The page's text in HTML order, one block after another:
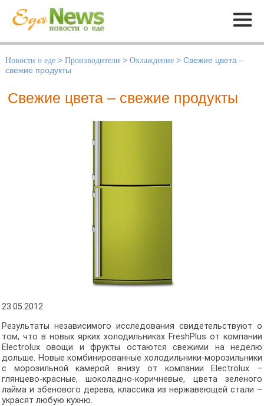
Меню
Новости о еде > Производители > Охлаждение > Свежие цвета –
свежие продукты
Свежие цвета – свежие продукты
23.05.2012
Результаты независимого исследования свидетельствуют о
том, что в новых ярких холодильниках FreshPlus от компании
Electrolux овощи и фрукты остаются свежими на неделю
дольше. Новые комбинированные холодильники-морозильники
с морозильной камерой внизу от компании Electrolux –
глянцево-красные, шоколадно-коричневые, цвета зеленого
лайма и эбенового дерева, классика из нержавеющей стали –
украсят любую кухню.